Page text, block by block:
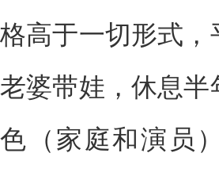
格高于一切形式
老婆带娃，休息
色（家庭和演员